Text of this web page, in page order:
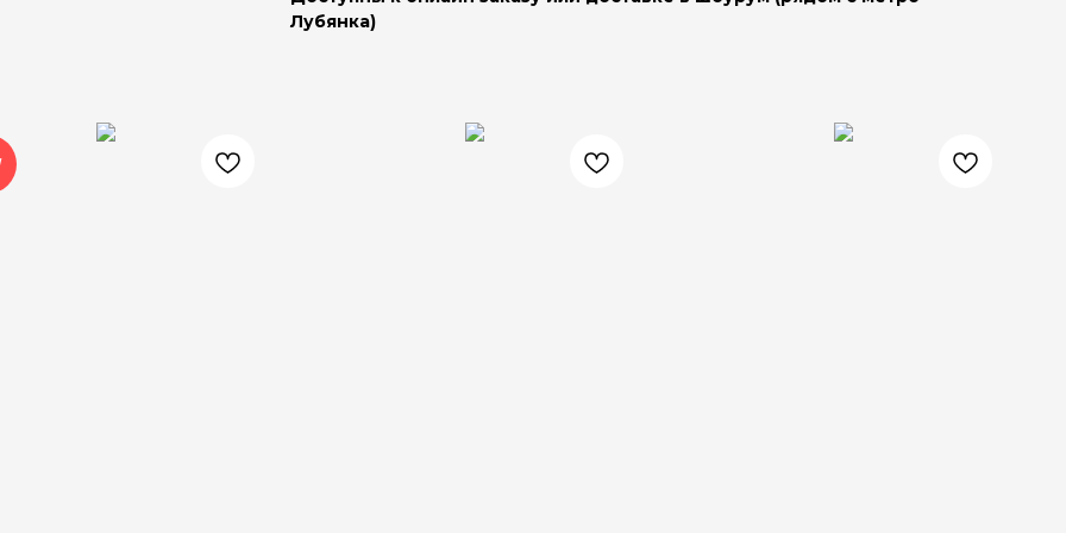
Лубянка)